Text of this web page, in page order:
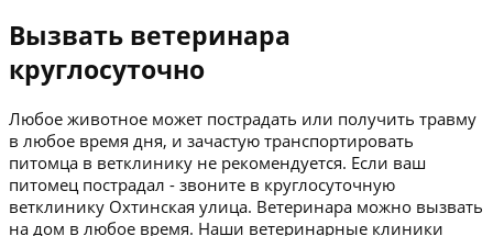
Вызвать ветеринара
круглосуточно
Любое животное может пострадать или получить травму
в любое время дня, и зачастую транспортировать
питомца в ветклинику не рекомендуется. Если ваш
питомец пострадал - звоните в круглосуточную
ветклинику Охтинская улица. Ветеринара можно вызвать
на дом в любое время. Наши ветеринарные клиники